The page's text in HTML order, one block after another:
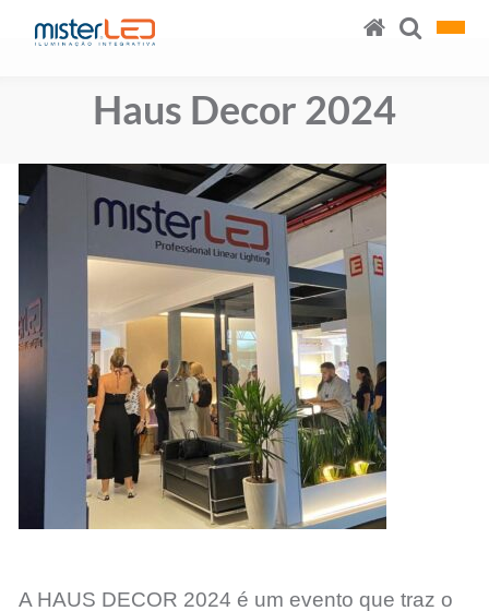
Haus Decor 2024
A HAUS DECOR 2024 é um evento que traz o